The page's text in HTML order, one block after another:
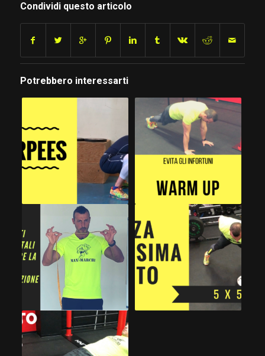
Condividi questo articolo
Potrebbero interessarti